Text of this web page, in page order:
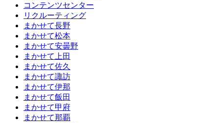
コンテンツセンター
リクルーティング
まかせて長野
まかせて松本
まかせて安曇野
まかせて上田
まかせて佐久
まかせて諏訪
まかせて伊那
まかせて飯田
まかせて甲府
まかせて那覇